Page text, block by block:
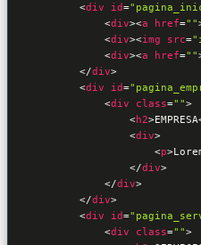
<div id=
<div><a href=""
<div><img src=
<div><a href=""
</div>
<div id=
<div class="">
<h2>EMPRESA
<div>
<p>
</div>
</div>
</div>
<div id=
<div class="">